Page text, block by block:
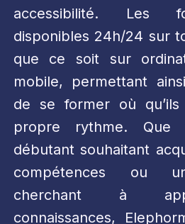
accessibilité. Les
disponibles 24h/24 sur
que ce soit sur
mobile, permettant
de se former où
propre rythme. Que
débutant souhaitant
compétences ou
cherchant à
connaissances,